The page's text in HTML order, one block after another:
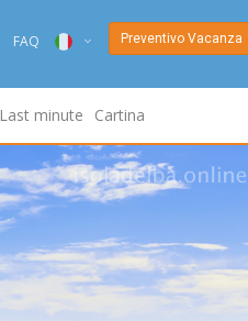
FAQ
ENG
DEU
NED
FRA
Preventivo Vacanza
Last minute Cartina